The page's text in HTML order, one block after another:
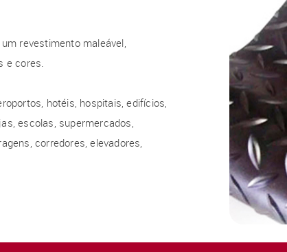
revestimento maleável,
e cores.
hotéis, hospitais, edifícios,
escolas, supermercados,
corredores, elevadores,